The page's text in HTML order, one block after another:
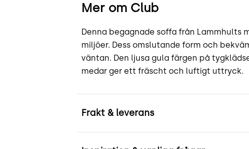
Mer om Club
Denna begagnade soffa från
miljöer. Dess omslutande form och
väntan. Den ljusa gula färgen på
medar ger ett fräscht och luftigt uttryck.
Frakt & leverans